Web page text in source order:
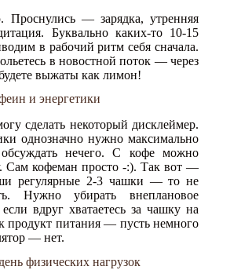
Проснулись — зарядка, утренняя
Буквально каких-то 10-15
в рабочий ритм себя сначала.
в новостной поток — через
выжаты как лимон!
и энергетики
сделать некоторый дисклеймер.
однозначно нужно максимально
нечего. С кофе можно
Сам кофеман просто -:). Так вот —
регулярные 2-3 чашки — то не
Нужно убирать внеплановое
вдруг хватаетесь за чашку на
продукт питания — пусть немного
— нет.
физических нагрузок